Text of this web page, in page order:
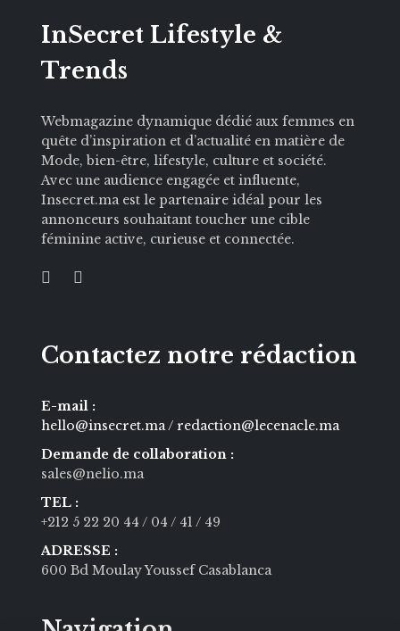
InSecret Lifestyle &
Trends
Webmagazine dynamique dédié aux femmes en
quête d’inspiration et d’actualité en matière de
Mode, bien-être, lifestyle, culture et société.
Avec une audience engagée et influente,
Insecret.ma est le partenaire idéal pour les
annonceurs souhaitant toucher une cible
féminine active, curieuse et connectée.
Contactez notre rédaction
E-mail :
hello@insecret.ma / redaction@lecenacle.ma
Demande de collaboration :
sales@nelio.ma
TEL :
+212 5 22 20 44 / 04 / 41 / 49
ADRESSE :
600 Bd Moulay Youssef Casablanca